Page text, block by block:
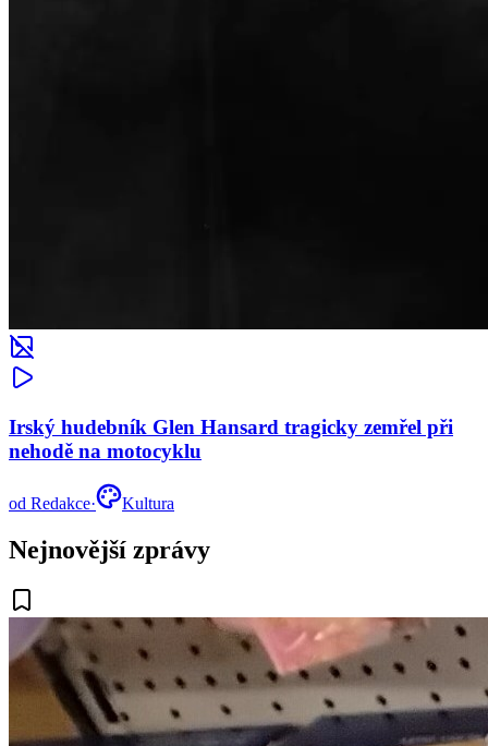
Irský hudebník Glen Hansard tragicky zemřel při
nehodě na motocyklu
od Redakce· Kultura
Nejnovější zprávy